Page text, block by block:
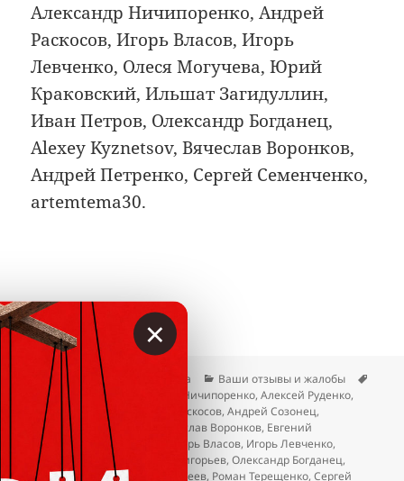
Александр Ничипоренко, Андрей
Раскосов, Игорь Власов, Игорь
Левченко, Олеся Могучева, Юрий
Краковский, Ильшат Загидуллин,
Иван Петров, Олександр Богданец,
Alexey Kyznetsov, Вячеслав Воронков,
Андрей Петренко, Сергей Семенченко,
artemtema30.
Опубликовано
23.04.2026 Гость сайта Рубрики
Ваши отзывы и жалобы
Alexey Kyznetsov
Александр Ничипоренко,Алексей Руденко,
Андрей Петренко
Андрей Раскосов,Андрей Созонец,
Владимир Катриченко
Вячеслав Воронков, Евгений
Василенко
Иван Петров Игорь Власов, Игорь Левченко,
Ильшат Загидуллин
Олег Григорьев,Олександр Богданец,
Олеся Могучева, Роман Матвеев, Роман Терещенко,Сергей
×